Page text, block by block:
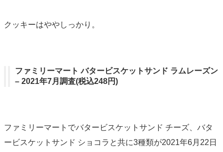
クッキーはややしっかり。
ファミリーマート バタービスケットサンド ラムレーズン
– 2021年7月調査(税込248円)
ファミリーマートでバタービスケットサンド チーズ、バタ
ービスケットサンド ショコラと共に3種類が2021年6月22日